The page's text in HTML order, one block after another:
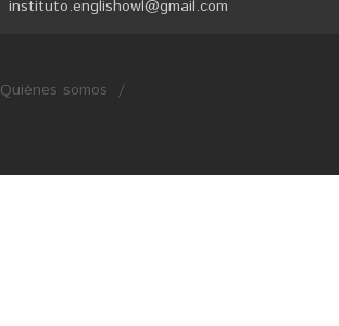
instituto.englishowl@gmail.com
Quiénes somos /